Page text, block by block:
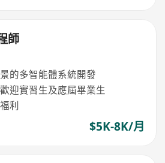
師
的多智能體系統開發
迎實習生及應屆畢業生
利
$5K-8K/月